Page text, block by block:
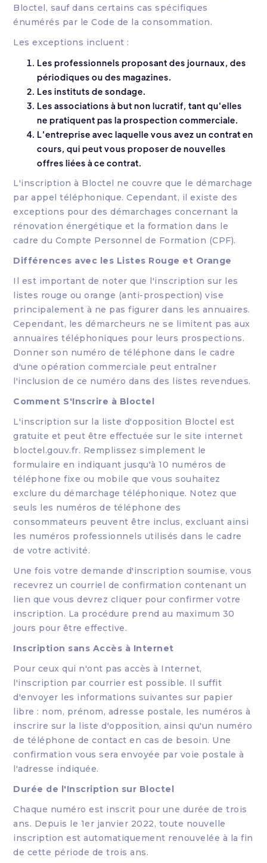
Bloctel, sauf dans certains cas spécifiques
énumérés par le Code de la consommation.
Les exceptions incluent :
Les professionnels proposant des journaux, des
périodiques ou des magazines.
Les instituts de sondage.
Les associations à but non lucratif, tant qu'elles
ne pratiquent pas la prospection commerciale.
L'entreprise avec laquelle vous avez un contrat en
cours, qui peut vous proposer de nouvelles
offres liées à ce contrat.
L'inscription à Bloctel ne couvre que le démarchage
par appel téléphonique. Cependant, il existe des
exceptions pour des démarchages concernant la
rénovation énergétique et la formation dans le
cadre du Compte Personnel de Formation (CPF).
Différences avec les Listes Rouge et Orange
Il est important de noter que l'inscription sur les
listes rouge ou orange (anti-prospection) vise
principalement à ne pas figurer dans les annuaires.
Cependant, les démarcheurs ne se limitent pas aux
annuaires téléphoniques pour leurs prospections.
Donner son numéro de téléphone dans le cadre
d'une opération commerciale peut entraîner
l'inclusion de ce numéro dans des listes revendues.
Comment S'Inscrire à Bloctel
L'inscription sur la liste d'opposition Bloctel est
gratuite et peut être effectuée sur le site internet
bloctel.gouv.fr. Remplissez simplement le
formulaire en indiquant jusqu'à 10 numéros de
téléphone fixe ou mobile que vous souhaitez
exclure du démarchage téléphonique. Notez que
seuls les numéros de téléphone des
consommateurs peuvent être inclus, excluant ainsi
les numéros professionnels utilisés dans le cadre
de votre activité.
Une fois votre demande d'inscription soumise, vous
recevrez un courriel de confirmation contenant un
lien que vous devrez cliquer pour confirmer votre
inscription. La procédure prend au maximum 30
jours pour être effective.
Inscription sans Accès à Internet
Pour ceux qui n'ont pas accès à Internet,
l'inscription par courrier est possible. Il suffit
d'envoyer les informations suivantes sur papier
libre : nom, prénom, adresse postale, les numéros à
inscrire sur la liste d'opposition, ainsi qu'un numéro
de téléphone de contact en cas de besoin. Une
confirmation vous sera envoyée par voie postale à
l'adresse indiquée.
Durée de l'Inscription sur Bloctel
Chaque numéro est inscrit pour une durée de trois
ans. Depuis le 1er janvier 2022, toute nouvelle
inscription est automatiquement renouvelée à la fin
de cette période de trois ans.